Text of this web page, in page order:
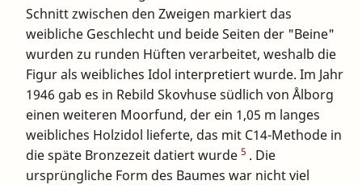
Schnitt zwischen den Zweigen markiert das
weibliche Geschlecht und beide Seiten der "Beine"
wurden zu runden Hüften verarbeitet, weshalb die
Figur als weibliches Idol interpretiert wurde. Im Jahr
1946 gab es in Rebild Skovhuse südlich von Ålborg
einen weiteren Moorfund, der ein 1,05 m langes
weibliches Holzidol lieferte, das mit C14-Methode in
die späte Bronzezeit datiert wurde 5 . Die
ursprüngliche Form des Baumes war nicht viel